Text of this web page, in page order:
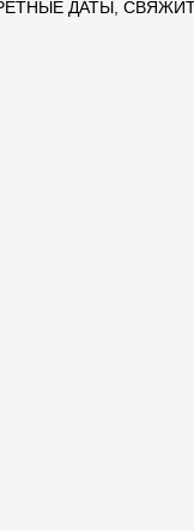
ДАТЫ,